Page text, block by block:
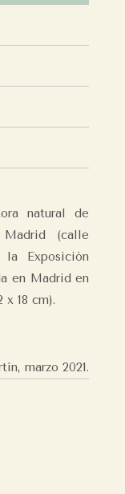
natural de
Madrid (calle
Exposición
en Madrid en
18 cm).
marzo 2021.